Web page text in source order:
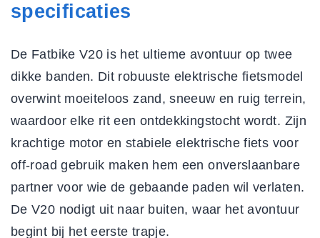
specificaties
De Fatbike V20 is het ultieme avontuur op twee
dikke banden. Dit robuuste elektrische fietsmodel
overwint moeiteloos zand, sneeuw en ruig terrein,
waardoor elke rit een ontdekkingstocht wordt. Zijn
krachtige motor en stabieleelektrische fiets voor
off-road gebruik maken hem een onverslaanbare
partner voor wie de gebaande paden wil verlaten.
De V20 nodigt uit naar buiten, waar het avontuur
begint bij het eerste trapje.